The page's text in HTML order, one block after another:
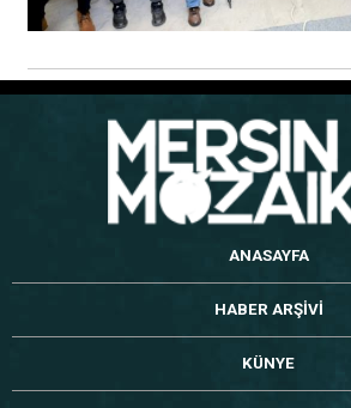
ANASAYFA
HABER ARŞİVİ
KÜNYE